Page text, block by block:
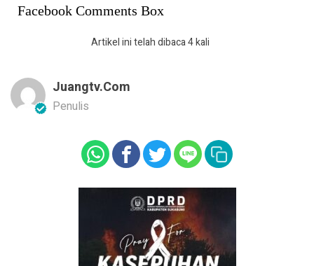
Facebook Comments Box
Artikel ini telah dibaca 4 kali
Juangtv.com
Penulis